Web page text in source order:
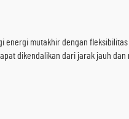
mutakhir dengan
dikendalikan dari jarak jauh